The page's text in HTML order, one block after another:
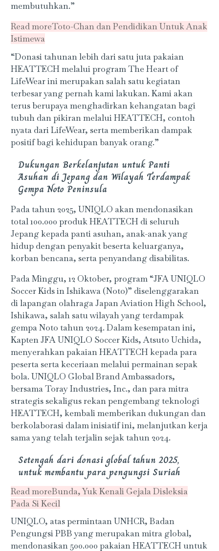
membutuhkan.”
Read moreToto-Chan dan Pendidikan Untuk Anak
Istimewa
“Donasi tahunan lebih dari satu juta pakaian
HEATTECH melalui program The Heart of
LifeWear ini merupakan salah satu kegiatan
terbesar yang pernah kami lakukan. Kami akan
terus berupaya menghadirkan kehangatan bagi
tubuh dan pikiran melalui HEATTECH, contoh
nyata dari LifeWear, serta memberikan dampak
positif bagi kehidupan banyak orang.”
Dukungan Berkelanjutan untuk Panti
Asuhan di Jepang dan Wilayah Terdampak
Gempa Noto Peninsula
Pada tahun 2025, UNIQLO akan mendonasikan
total 100.000 produk HEATTECH di seluruh
Jepang kepada panti asuhan, anak-anak yang
hidup dengan penyakit beserta keluarganya,
korban bencana, serta penyandang disabilitas.
Pada Minggu, 12 Oktober, program “JFA UNIQLO
Soccer Kids in Ishikawa (Noto)” diselenggarakan
di lapangan olahraga Japan Aviation High School,
Ishikawa, salah satu wilayah yang terdampak
gempa Noto tahun 2024. Dalam kesempatan ini,
Kapten JFA UNIQLO Soccer Kids, Atsuto Uchida,
menyerahkan pakaian HEATTECH kepada para
peserta serta keceriaan melalui permainan sepak
bola. UNIQLO Global Brand Ambassadors,
bersama Toray Industries, Inc., dan para mitra
strategis sekaligus rekan pengembang teknologi
HEATTECH, kembali memberikan dukungan dan
berkolaborasi dalam inisiatif ini, melanjutkan kerja
sama yang telah terjalin sejak tahun 2024.
Setengah dari donasi global tahun 2025,
untuk membantu para pengungsi Suriah
Read moreBunda, Yuk Kenali Gejala Disleksia
Pada Si Kecil
UNIQLO, atas permintaan UNHCR, Badan
Pengungsi PBB yang merupakan mitra global,
mendonasikan 500.000 pakaian HEATTECH untuk